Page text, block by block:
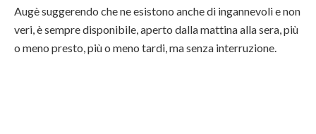
Augè suggerendo che ne esistono anche di ingannevoli e non
veri, è sempre disponibile, aperto dalla mattina alla sera, più
o meno presto, più o meno tardi, ma senza interruzione.